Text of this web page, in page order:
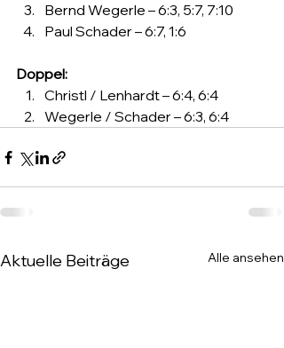
Bernd Wegerle – 6:3, 5:7, 7:10
Paul Schader – 6:7, 1:6
Doppel:
Christl / Lenhardt – 6:4, 6:4
Wegerle / Schader – 6:3, 6:4
Aktuelle Beiträge Alle ansehen